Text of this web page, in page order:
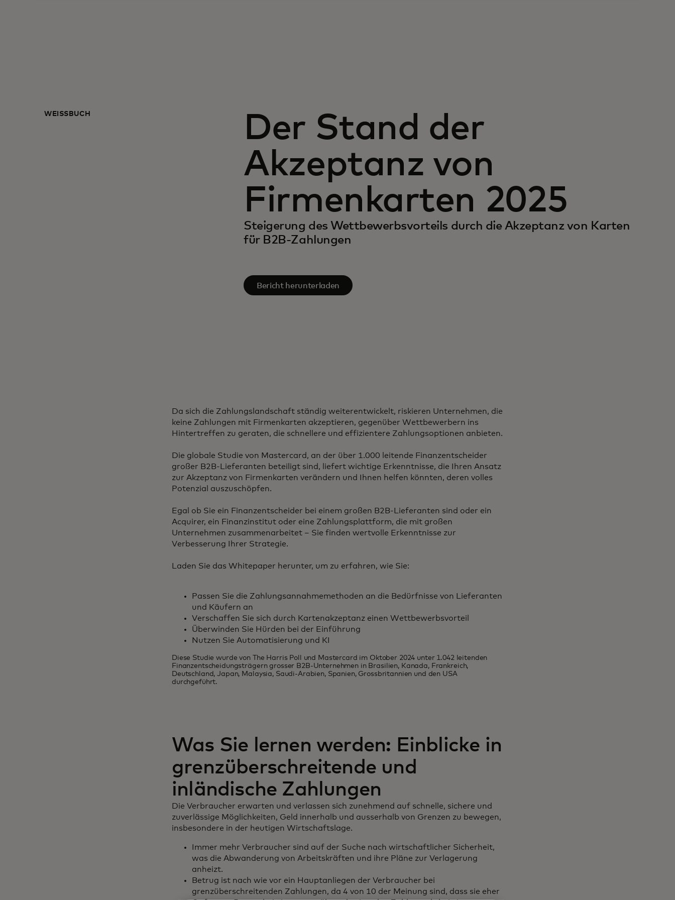
WEISSBUCH
Der Stand der
Akzeptanz von
Firmenkarten 2025
Steigerung des Wettbewerbsvorteils durch die Akzeptanz von Karten
für B2B-Zahlungen
Bericht herunterladen
Da sich die Zahlungslandschaft ständig weiterentwickelt, riskieren Unternehmen, die
keine Zahlungen mit Firmenkarten akzeptieren, gegenüber Wettbewerbern ins
Hintertreffen zu geraten, die schnellere und effizientere Zahlungsoptionen anbieten.
Die globale Studie von Mastercard, an der über 1.000 leitende Finanzentscheider
großer B2B-Lieferanten beteiligt sind, liefert wichtige Erkenntnisse, die Ihren Ansatz
zur Akzeptanz von Firmenkarten verändern und Ihnen helfen könnten, deren volles
Potenzial auszuschöpfen.
Egal ob Sie ein Finanzentscheider bei einem großen B2B-Lieferanten sind oder ein
Acquirer, ein Finanzinstitut oder eine Zahlungsplattform, die mit großen
Unternehmen zusammenarbeitet – Sie finden wertvolle Erkenntnisse zur
Verbesserung Ihrer Strategie.
Laden Sie das Whitepaper herunter, um zu erfahren, wie Sie:
Passen Sie die Zahlungsannahmemethoden an die Bedürfnisse von Lieferanten
und Käufern an
Verschaffen Sie sich durch Kartenakzeptanz einen Wettbewerbsvorteil
Überwinden Sie Hürden bei der Einführung
Nutzen Sie Automatisierung und KI
Diese Studie wurde von The Harris Poll und Mastercard im Oktober 2024 unter 1.042 leitenden
Finanzentscheidungsträgern grosser B2B-Unternehmen in Brasilien, Kanada, Frankreich,
Deutschland, Japan, Malaysia, Saudi-Arabien, Spanien, Grossbritannien und den USA
durchgeführt.
Was Sie lernen werden: Einblicke in
grenzüberschreitende und
inländische Zahlungen
Die Verbraucher erwarten und verlassen sich zunehmend auf schnelle, sichere und
zuverlässige Möglichkeiten, Geld innerhalb und ausserhalb von Grenzen zu bewegen,
insbesondere in der heutigen Wirtschaftslage.
Immer mehr Verbraucher sind auf der Suche nach wirtschaftlicher Sicherheit,
was die Abwanderung von Arbeitskräften und ihre Pläne zur Verlagerung
anheizt.
Betrug ist nach wie vor ein Hauptanliegen der Verbraucher bei
grenzüberschreitenden Zahlungen, da 4 von 10 der Meinung sind, dass sie eher